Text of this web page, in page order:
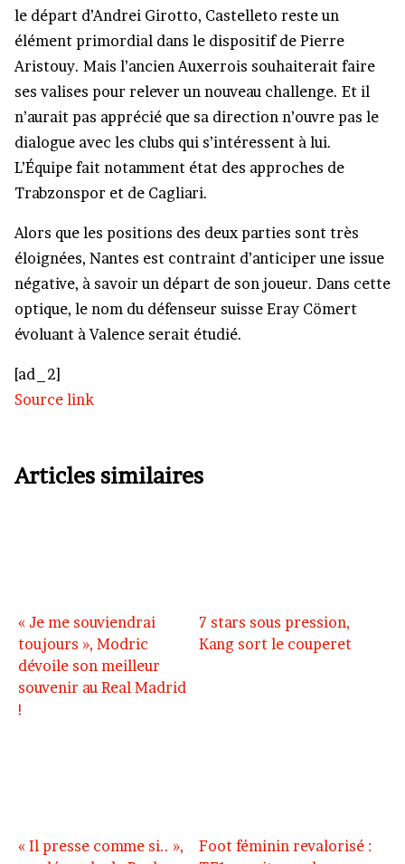
le départ d’Andrei Girotto, Castelleto reste un
élément primordial dans le dispositif de Pierre
Aristouy. Mais l’ancien Auxerrois souhaiterait faire
ses valises pour relever un nouveau challenge. Et il
n’aurait pas apprécié que sa direction n’ouvre pas le
dialogue avec les clubs qui s’intéressent à lui.
L’Équipe fait notamment état des approches de
Trabzonspor et de Cagliari.
Alors que les positions des deux parties sont très
éloignées, Nantes est contraint d’anticiper une issue
négative, à savoir un départ de son joueur. Dans cette
optique, le nom du défenseur suisse Eray Cömert
évoluant à Valence serait étudié.
[ad_2]
Source link
Articles similaires
« Je me souviendrai
toujours », Modric
dévoile son meilleur
souvenir au Real Madrid
!
7 stars sous pression,
Kang sort le couperet
« Il presse comme si.. »,
Foot féminin revalorisé :